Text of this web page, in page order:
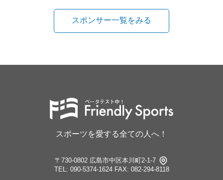
スポンサー一覧をみる
スポーツを愛する全ての人へ！
〒730-0802 広島市中区本川町2-1-7
TEL: 090-5374-1624 FAX: 082-294-8118